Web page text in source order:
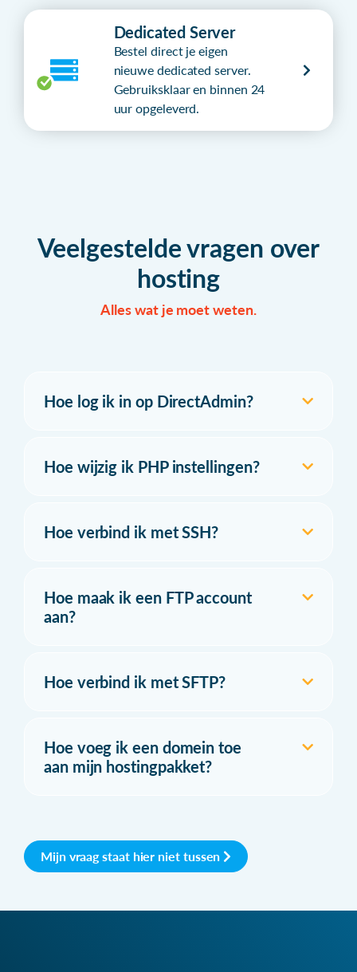
Dedicated Server
Bestel direct je eigen
nieuwe dedicated server.
Gebruiksklaar en binnen 24
uur opgeleverd.
Veelgestelde vragen over
hosting
Alles wat je moet weten.
Hoe log ik in op DirectAdmin?
Hoe wijzig ik PHP instellingen?
Hoe verbind ik met SSH?
Hoe maak ik een FTP account
aan?
Hoe verbind ik met SFTP?
Hoe voeg ik een domein toe
aan mijn hostingpakket?
Mijn vraag staat hier niet tussen